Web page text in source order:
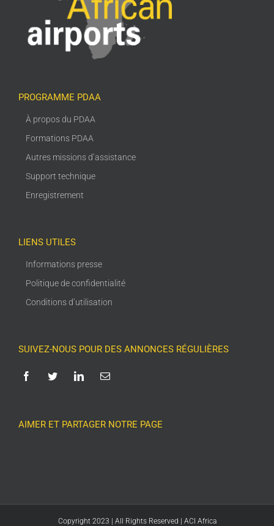
PROGRAMME PDAA
À propos du PDAA
Formations PDAA
Autres missions d’assistance
Support technique
Enregistrement
LIENS UTILES
Informations presse
Politique de confidentialité
Conditions d’utilisation
SUIVEZ-NOUS POUR DES ANNONCES RÉGULIÈRES
AIMER ET PARTAGER NOTRE PAGE
Copyright 2023 | All Rights Reserved | ACI Africa